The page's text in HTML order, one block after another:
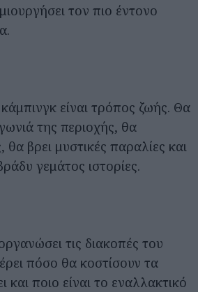
τον πιο έντονο
είναι τρόπος ζωής. Θα
της περιοχής, θα
θα βρει μυστικές παραλίες και
γεμάτος ιστορίες.
τις διακοπές του
πόσο θα κοστίσουν τα
ποιο είναι το εναλλακτικό